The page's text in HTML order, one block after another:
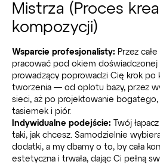
Mistrza (Proces
kompozycji)
Wsparcie profesjonalisty: Przez
pracować pod okiem doświadczonej
prowadzący poprowadzi Cię krok po
tworzenia — od oplotu bazy, przez
sieci, aż po projektowanie bogatego,
tasiemek i piór.
Indywidualne podejście:
Twój
taki, jak chcesz. Samodzielnie
dodatki, a my dbamy o to, by cała
estetyczna i trwała, dając Ci pełną